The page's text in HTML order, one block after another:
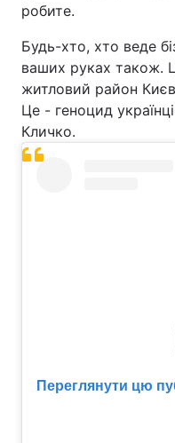
робите.
Будь-хто, хто веде
ваших руках також.
житловий район
Це - геноцид
Кличко.
Переглянути цю